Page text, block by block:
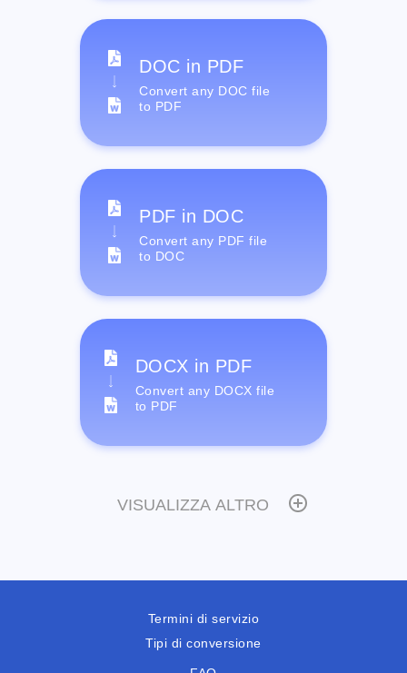
DOC in PDF
Convert any DOC file
to PDF
PDF in DOC
Convert any PDF file
to DOC
DOCX in PDF
Convert any DOCX file
to PDF
VISUALIZZA ALTRO
Termini di servizio
Tipi di conversione